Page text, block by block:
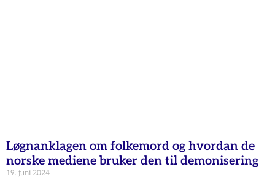
Løgnanklagen om folkemord og hvordan de
norske mediene bruker den til demonisering
19. juni 2024